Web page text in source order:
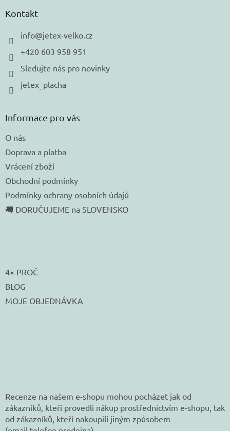
Kontakt
info@jetex-velko.cz
+420 603 958 951
Sledujte nás pro novinky
jetex_placha
Informace pro vás
O nás
Doprava a platba
Vrácení zboží
Obchodní podmínky
Podmínky ochrany osobních údajů
🚚 DORUČUJEME na SLOVENSKO
4× PROČ
BLOG
MOJE OBJEDNÁVKA
Recenze na našem e-shopu mohou pocházet jak od
zákazníků, kteří provedli nákup prostřednictvím e-shopu, tak
od zákazníků, kteří nakoupili jiným způsobem